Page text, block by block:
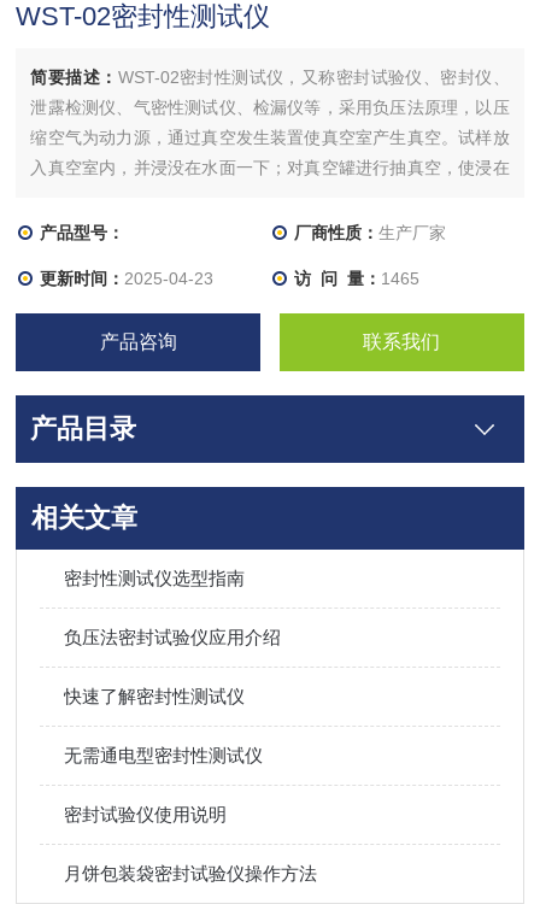
WST-02密封性测试仪
简要描述： WST-02密封性测试仪，又称密封试验仪、密封仪、
泄露检测仪、气密性测试仪、检漏仪等，采用负压法原理，以压
缩空气为动力源，通过真空发生装置使真空室产生真空。试样放
入真空室内，并浸没在水面一下；对真空罐进行抽真空，使浸在
（气泡）的情况，可以判断试样的密封性能。
产品型号： 厂商性质： 生产厂家
更新时间： 2025-04-23 访 问 量： 1465
产品咨询 联系我们
产品目录
相关文章
密封性测试仪选型指南
负压法密封试验仪应用介绍
快速了解密封性测试仪
无需通电型密封性测试仪
密封试验仪使用说明
月饼包装袋密封试验仪操作方法